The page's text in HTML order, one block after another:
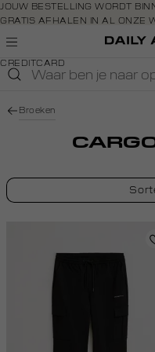
Navigeer
direct naar
de
Open de
direct
JOUW BESTELLING WORDT
GRATIS AFHALEN IN AL ONZE
GRATIS RETOURNEREN
BETAAL ZOALS JIJ WILT: O.A.
CREDITCARD
Broeken